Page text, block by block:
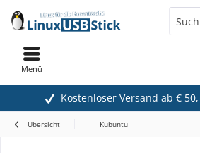
Kostenloser Versand ab €
Menü
Übersicht Kubuntu